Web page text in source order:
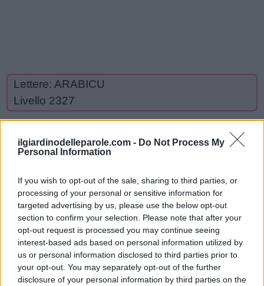
ilgiardinodelleparole.com - Do Not Process My
Personal Information
If you wish to opt-out of the sale, sharing to third parties, or
processing of your personal or sensitive information for
targeted advertising by us, please use the below opt-out
section to confirm your selection. Please note that after your
opt-out request is processed you may continue seeing
interest-based ads based on personal information utilized by
us or personal information disclosed to third parties prior to
your opt-out. You may separately opt-out of the further
disclosure of your personal information by third parties on the
Lettere: ARABICU
Livello 2327
B
R U C
A
R
I
I C
R
A
I B A C I
A
C
A R A U
B
A
A
R I A